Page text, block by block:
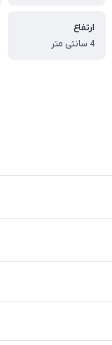
ارتفاع
4 سانتی متر